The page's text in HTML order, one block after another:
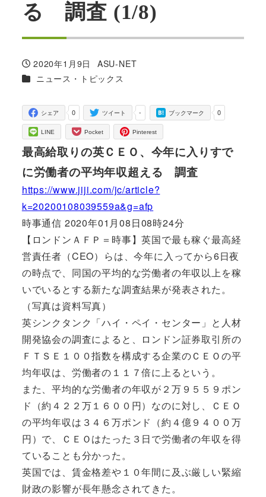
る 調査 (1/8)
投稿日
2020年1月9日
著
者
ASU-NET
カテゴリー
ニュース・トピックス
0
シェア -
ツイート 0
ブックマーク
LINE Pocket Pinterest
最高給取りの英ＣＥＯ、今年に入りすで
に労働者の平均年収超える 調査
https://www.jiji.com/jc/article?
k=20200108039559a&g=afp
時事通信 2020年01月08日08時24分
【ロンドンＡＦＰ＝時事】英国で最も稼ぐ最高経
営責任者（CEO）らは、今年に入ってから6日夜
の時点で、同国の平均的な労働者の年収以上を稼
いでいるとする新たな調査結果が発表された。
（写真は資料写真）
英シンクタンク「ハイ・ペイ・センター」と人材
開発協会の調査によると、ロンドン証券取引所の
ＦＴＳＥ１００指数を構成する企業のＣＥＯの平
均年収は、労働者の１１７倍に上るという。
また、平均的な労働者の年収が２万９５５９ポン
ド（約４２２万１６００円）なのに対し、ＣＥＯ
の平均年収は３４６万ポンド（約４億９４００万
円）で、ＣＥＯはたった３日で労働者の年収を得
ていることも分かった。
英国では、賃金格差や１０年間に及ぶ厳しい緊縮
財政の影響が長年懸念されてきた。